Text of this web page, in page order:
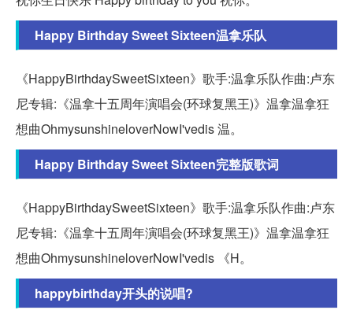
Happy Birthday Sweet Sixteen温拿乐队
《HappyBirthdaySweetSixteen》歌手:温拿乐队作曲:卢东
尼专辑:《温拿十五周年演唱会(环球复黑王)》温拿温拿狂
想曲OhmysunshineloverNowI'vedis 温。
Happy Birthday Sweet Sixteen完整版歌词
《HappyBirthdaySweetSixteen》歌手:温拿乐队作曲:卢东
尼专辑:《温拿十五周年演唱会(环球复黑王)》温拿温拿狂
想曲OhmysunshineloverNowI'vedis 《H。
happybirthday开头的说唱?